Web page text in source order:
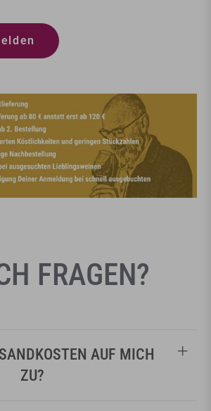
FRAGEN?
AUF MICH
ZU?